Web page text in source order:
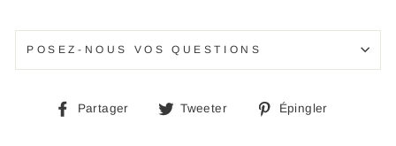
POSEZ-NOUS VOS QUESTIONS
Partager
PartagerTweeter
TweeterÉpingler